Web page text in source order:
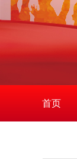
首页